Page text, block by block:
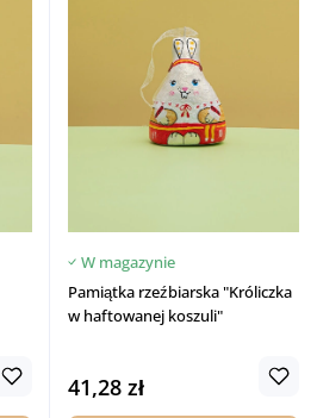
W magazynie
Pamiątka rzeźbiarska "Króliczka
w haftowanej koszuli"
41,28 zł